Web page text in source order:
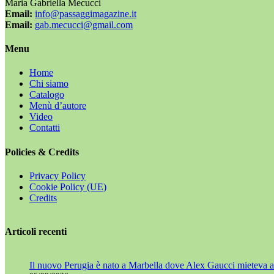
Maria Gabriella Mecucci
Email: info@passaggimagazine.it
Email: gab.mecucci@gmail.com
Menu
Home
Chi siamo
Catalogo
Menù d’autore
Video
Contatti
Policies & Credits
Privacy Policy
Cookie Policy (UE)
Credits
Articoli recenti
Il nuovo Perugia è nato a Marbella dove Alex Gaucci mieteva